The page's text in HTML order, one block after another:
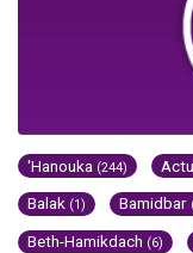
'Hanouka (244)
Balak (1) Bamidbar
Beth-Hamikdach (6)